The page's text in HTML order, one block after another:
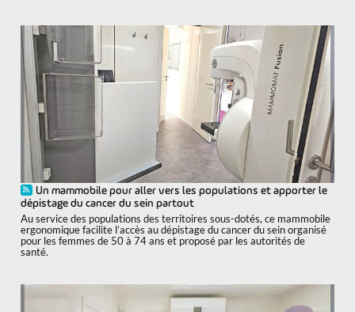
Un mammobile pour aller vers les populations et apporter le
dépistage du cancer du sein partout
Au service des populations des territoires sous-dotés, ce mammobile
ergonomique facilite l’accès au dépistage du cancer du sein organisé
pour les femmes de 50 à 74 ans et proposé par les autorités de
santé.